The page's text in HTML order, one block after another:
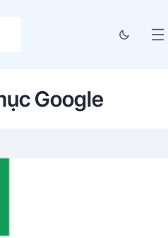
Google